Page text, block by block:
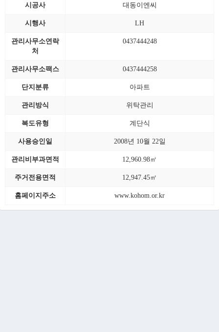
시공사 대동이엔씨
시행사 LH
관리사무소연락
처
0437444248
관리사무소팩스 0437444258
단지분류 아파트
관리방식 위탁관리
복도유형 계단식
사용승인일 2008년 10월 22일
관리비부과면적 12,960.98㎡
주거전용면적 12,947.45㎡
홈페이지주소 www.kohom.or.kr